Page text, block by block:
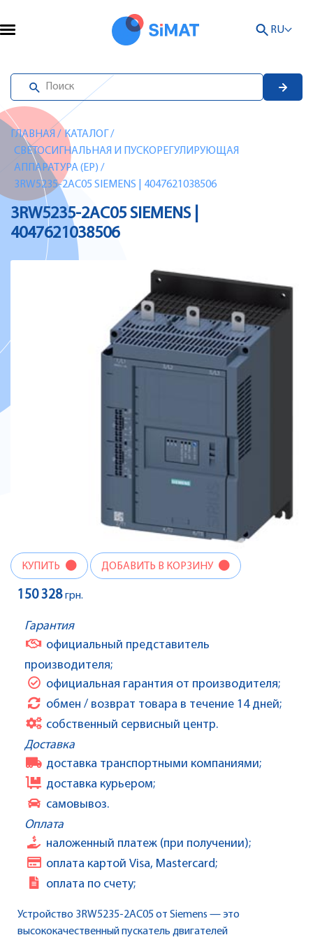
RU
ГЛАВНАЯ / КАТАЛОГ /
СВЕТОСИГНАЛЬНАЯ И ПУСКОРЕГУЛИРУЮЩАЯ
АППАРАТУРА (EP) /
3RW5235-2AC05 SIEMENS | 4047621038506
3RW5235-2AC05 SIEMENS |
4047621038506
КУПИТЬ ДОБАВИТЬ В КОРЗИНУ
150 328грн.
Гарантия
официальный представитель
производителя;
официальная гарантия от производителя;
обмен / возврат товара в течение 14 дней;
собственный сервисный центр.
Доставка
доставка транспортными компаниями;
доставка курьером;
самовывоз.
Оплата
наложенный платеж (при получении);
оплата картой Visa, Mastercard;
оплата по счету;
Устройство 3RW5235-2AC05 от Siemens — это
высококачественный пускатель двигателей